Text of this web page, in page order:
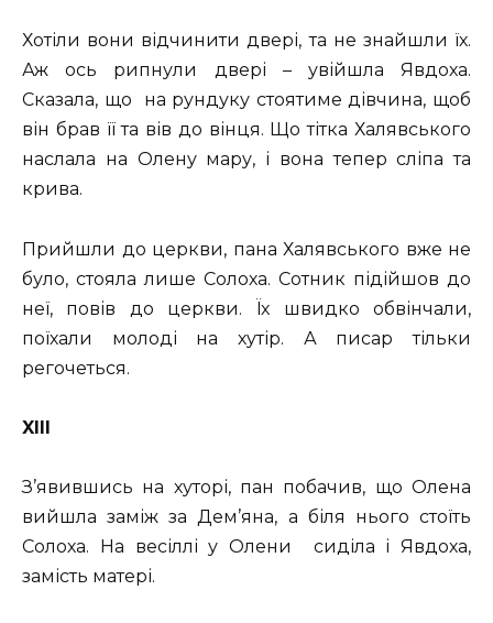
Хотіли вони відчинити двері, та не знайшли їх.
Аж ось рипнули двері – увійшла Явдоха.
Сказала, що на рундуку стоятиме дівчина, щоб
він брав її та вів до вінця. Що тітка Халявського
наслала на Олену мару, і вона тепер сліпа та
крива.
Прийшли до церкви, пана Халявського вже не
було, стояла лише Солоха. Сотник підійшов до
неї, повів до церкви. Їх швидко обвінчали,
поїхали молоді на хутір. А писар тільки
регочеться.
XIII
З’явившись на хуторі, пан побачив, що Олена
вийшла заміж за Дем’яна, а біля нього стоїть
Солоха. На весіллі у Олени сиділа і Явдоха,
замість матері.